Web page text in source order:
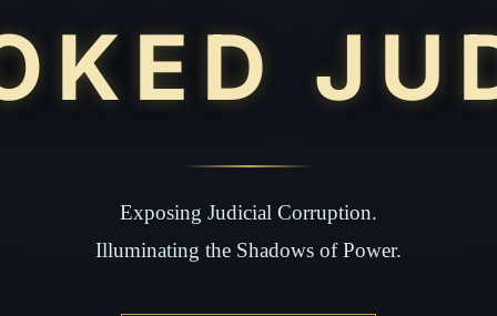
Exposing Judicial Corruption.
Illuminating the Shadows of Power.